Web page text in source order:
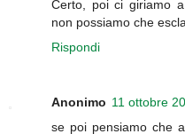
Certo, poi ci giriamo
non possiamo che
Rispondi
Anonimo 11 ottobre
se poi pensiamo che